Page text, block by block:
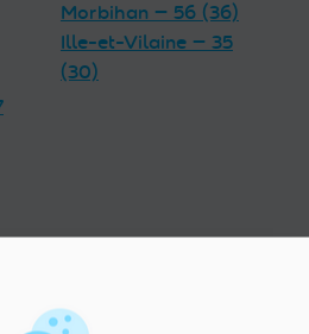
Morbihan — 56 (36)
Ille-et-Vilaine — 35
(30)